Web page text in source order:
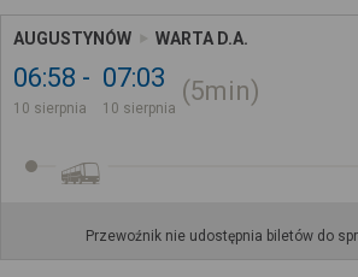
AUGUSTYNÓW WARTA D.A.
06:58
10 sierpnia
07:03
10 sierpnia
5min
Przewoźnik nie udostępnia biletów do